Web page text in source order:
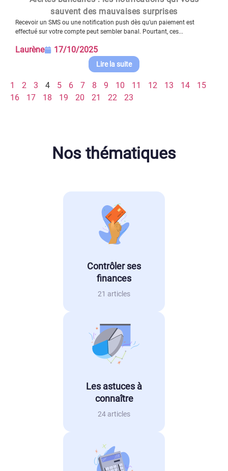
sauvent des mauvaises surprises
Recevoir un SMS ou une notification push dès qu’un paiement est
effectué sur votre compte peut sembler banal. Pourtant, ces...
Laurène 17/10/2025
Lire la suite
1 2 3 4 5 6 7 8 9 10 11 12 13 14
15
16
17 18 19 20 21 22 23
Nos thématiques
Contrôler ses
finances
21 articles
Les astuces à
connaître
24 articles